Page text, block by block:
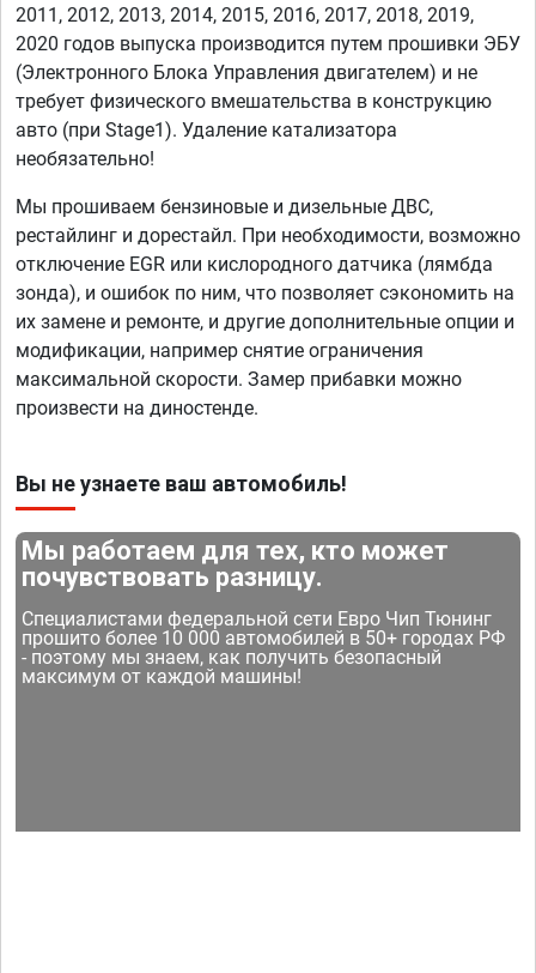
2011, 2012, 2013, 2014, 2015, 2016, 2017, 2018, 2019,
2020 годов выпуска производится путем прошивки ЭБУ
(Электронного Блока Управления двигателем) и не
требует физического вмешательства в конструкцию
авто (при Stage1). Удаление катализатора
необязательно!
Мы прошиваем бензиновые и дизельные ДВС,
рестайлинг и дорестайл. При необходимости, возможно
отключение EGR или кислородного датчика (лямбда
зонда), и ошибок по ним, что позволяет сэкономить на
их замене и ремонте, и другие дополнительные опции и
модификации, например снятие ограничения
максимальной скорости. Замер прибавки можно
произвести на диностенде.
Вы не узнаете ваш автомобиль!
Мы работаем для тех, кто может
почувствовать разницу.
Специалистами федеральной сети Евро Чип Тюнинг
прошито более 10 000 автомобилей в 50+ городах РФ
- поэтому мы знаем, как получить безопасный
максимум от каждой машины!